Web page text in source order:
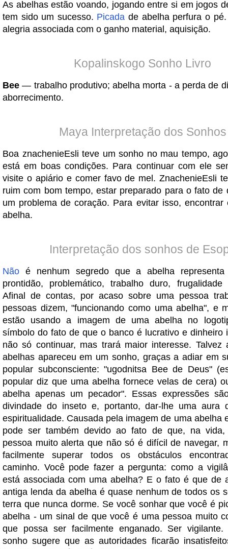
As abelhas estão voando, jogando entre si em jogos
tem sido um sucesso. Picada de abelha perfura o
alegria associada com o ganho material, aquisição.
Kopalinskogo Sonho Livro
Bee — trabalho produtivo; abelha morta - a perda de
aborrecimento.
Maya Interpretação dos Sonhos
Boa znachenieEsli teve um sonho no mau tempo,
está em boas condições. Para continuar com ele
visite o apiário e comer favo de mel. ZnachenieEsli
ruim com bom tempo, estar preparado para o fato de
um problema de coração. Para evitar isso, encontrar
abelha.
Interpretação dos sonhos de
Não é nenhum segredo que a abelha
prontidão, problemático, trabalho duro,
Afinal de contas, por acaso sobre uma pessoa
pessoas dizem, "funcionando como uma abelha", e
estão usando a imagem de uma abelha no
símbolo do fato de que o banco é lucrativo e dinheiro
não só continuar, mas trará maior interesse. Talvez
abelhas apareceu em um sonho, graças a adiar em
popular subconsciente: "ugodnitsa Bee de Deus"
popular diz que uma abelha fornece velas de cera)
abelha apenas um pecador". Essas expressões
divindade do inseto e, portanto, dar-lhe uma aura
espiritualidade. Causada pela imagem de uma abelha
pode ser também devido ao fato de que, na
pessoa muito alerta que não só é difícil de navegar,
facilmente superar todos os obstáculos
caminho. Você pode fazer a pergunta: como a
está associada com uma abelha? E o fato é que de
antiga lenda da abelha é quase nenhum de todos os
terra que nunca dorme. Se você sonhar que você é
abelha - um sinal de que você é uma pessoa muito
que possa ser facilmente enganado. Ser
sonho sugere que as autoridades ficarão